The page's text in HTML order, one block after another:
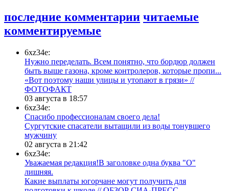
последние комментарии читаемые
комментируемые
6xz34e:
Нужно переделать. Всем понятно, что бордюр должен
быть выше газона, кроме контролеров, которые пропи...
«Вот поэтому наши улицы и утопают в грязи» //
ФОТОФАКТ
03 августа в 18:57
6xz34e:
Спасибо профессионалам своего дела!
Сургутские спасатели вытащили из воды тонувшего
мужчину
02 августа в 21:42
6xz34e:
Уважаемая редакция!В заголовке одна буква "О"
лишняя.
Какие выплаты югорчане могут получить для